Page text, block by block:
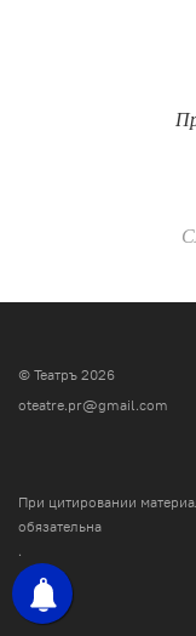
© Театръ 2026
oteatre.pr@gmail.com
При цитировании
обязательна
.